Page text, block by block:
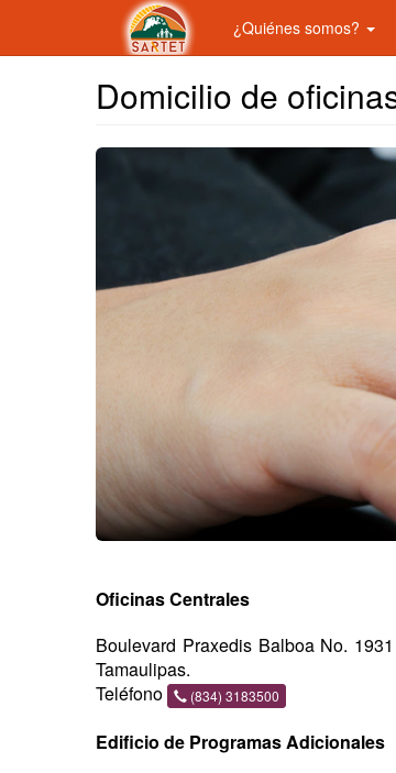
¿Quiénes somos?
Domicilio de
Oficinas Centrales
Boulevard Praxedis Balboa No.
Tamaulipas.
Teléfono
(834) 3183500
Edificio de Programas Adicionales